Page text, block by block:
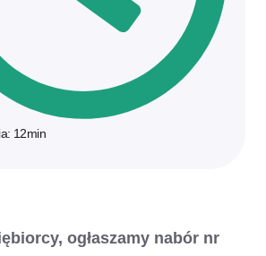
12min
ogłaszamy nabór nr